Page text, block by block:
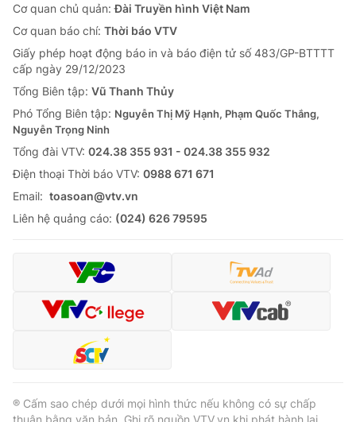
Cơ quan chủ quản:Đài Truyền hình Việt Nam
Cơ quan báo chí: Thời báo VTV
Giấy phép hoạt động báo in và báo điện tử số 483/GP-BTTTT
cấp ngày 29/12/2023
Tổng Biên tập: Vũ Thanh Thủy
Phó Tổng Biên tập: Nguyễn Thị Mỹ Hạnh, Phạm Quốc Thắng,
Nguyễn Trọng Ninh
Tổng đài VTV: 024.38 355 931 - 024.38 355 932
Ðiện thoại Thời báo VTV: 0988 671 671
Email: toasoan@vtv.vn
Liên hệ quảng cáo: (024) 626 79595
® Cấm sao chép dưới mọi hình thức nếu không có sự chấp
thuận bằng văn bản. Ghi rõ nguồn VTV.vn khi phát hành lại